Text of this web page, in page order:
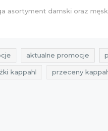
asortyment damski oraz
aktualne promocje
kappahl przeceny